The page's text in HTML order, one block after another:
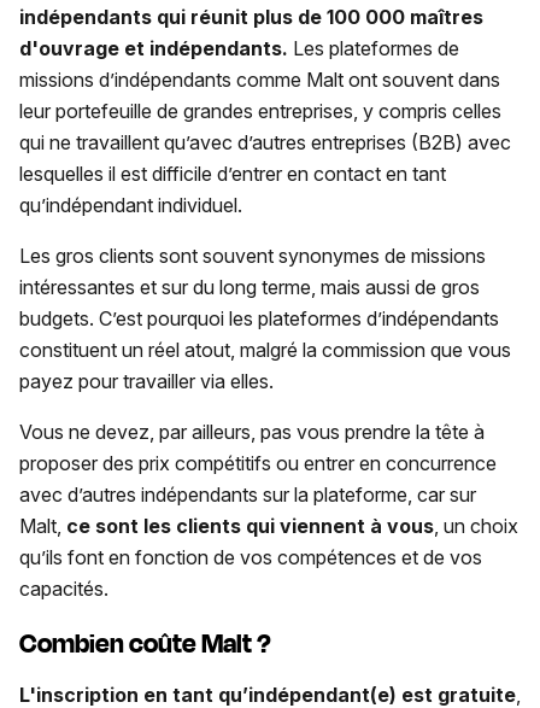
indépendants qui réunit plus de 100 000 maîtres
d'ouvrage et indépendants. Les plateformes de
missions d’indépendants comme Malt ont souvent dans
leur portefeuille de grandes entreprises, y compris celles
qui ne travaillent qu’avec d’autres entreprises (B2B) avec
lesquelles il est difficile d’entrer en contact en tant
qu’indépendant individuel.
Les gros clients sont souvent synonymes de missions
intéressantes et sur du long terme, mais aussi de gros
budgets. C’est pourquoi les plateformes d’indépendants
constituent un réel atout, malgré la commission que vous
payez pour travailler via elles.
Vous ne devez, par ailleurs, pas vous prendre la tête à
proposer des prix compétitifs ou entrer en concurrence
avec d’autres indépendants sur la plateforme, car sur
Malt, ce sont les clients qui viennent à vous , un choix
qu’ils font en fonction de vos compétences et de vos
capacités.
Combien coûte Malt ?
L'inscription en tant qu’indépendant(e) est gratuite